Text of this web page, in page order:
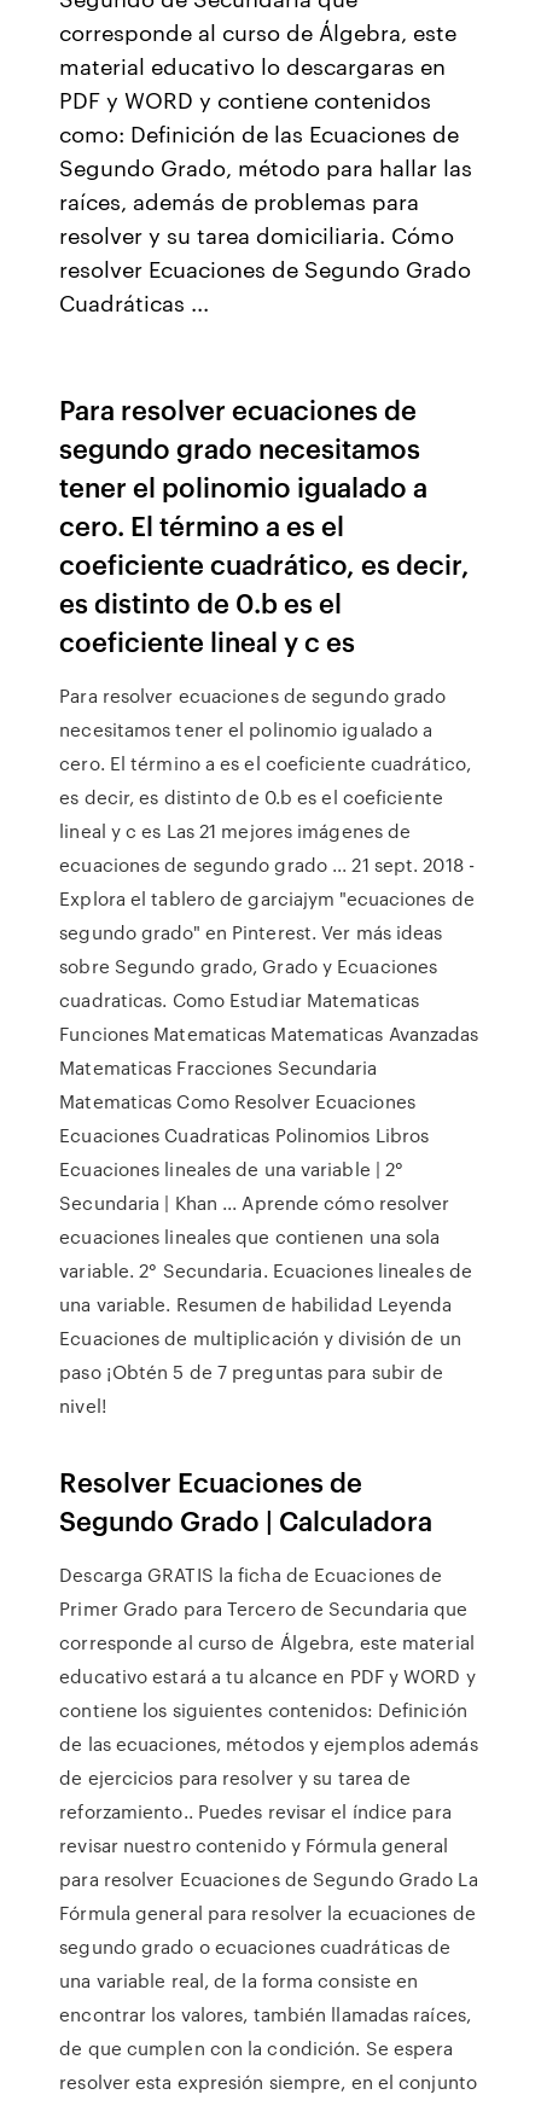
corresponde al curso de Álgebra, este
material educativo lo descargaras en
PDF y WORD y contiene contenidos
como: Definición de las Ecuaciones de
Segundo Grado, método para hallar las
raíces, además de problemas para
resolver y su tarea domiciliaria. Cómo
resolver Ecuaciones de Segundo Grado
Cuadráticas ...
Para resolver ecuaciones de
segundo grado necesitamos
tener el polinomio igualado a
cero. El término a es el
coeficiente cuadrático, es decir,
es distinto de 0.b es el
coeficiente lineal y c es
Para resolver ecuaciones de segundo grado
necesitamos tener el polinomio igualado a
cero. El término a es el coeficiente cuadrático,
es decir, es distinto de 0.b es el coeficiente
lineal y c es Las 21 mejores imágenes de
ecuaciones de segundo grado ... 21 sept. 2018 -
Explora el tablero de garciajym "ecuaciones de
segundo grado" en Pinterest. Ver más ideas
sobre Segundo grado, Grado y Ecuaciones
cuadraticas. Como Estudiar Matematicas
Funciones Matematicas Matematicas Avanzadas
Matematicas Fracciones Secundaria
Matematicas Como Resolver Ecuaciones
Ecuaciones Cuadraticas Polinomios Libros
Ecuaciones lineales de una variable | 2°
Secundaria | Khan ... Aprende cómo resolver
ecuaciones lineales que contienen una sola
variable. 2° Secundaria. Ecuaciones lineales de
una variable. Resumen de habilidad Leyenda
Ecuaciones de multiplicación y división de un
paso ¡Obtén 5 de 7 preguntas para subir de
nivel!
Resolver Ecuaciones de
Segundo Grado | Calculadora
Descarga GRATIS la ficha de Ecuaciones de
Primer Grado para Tercero de Secundaria que
corresponde al curso de Álgebra, este material
educativo estará a tu alcance en PDF y WORD y
contiene los siguientes contenidos: Definición
de las ecuaciones, métodos y ejemplos además
de ejercicios para resolver y su tarea de
reforzamiento.. Puedes revisar el índice para
revisar nuestro contenido y Fórmula general
para resolver Ecuaciones de Segundo Grado La
Fórmula general para resolver la ecuaciones de
segundo grado o ecuaciones cuadráticas de
una variable real, de la forma consiste en
encontrar los valores, también llamadas raíces,
de que cumplen con la condición. Se espera
resolver esta expresión siempre, en el conjunto